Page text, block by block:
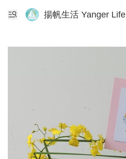
揚帆生活 Yanger Life